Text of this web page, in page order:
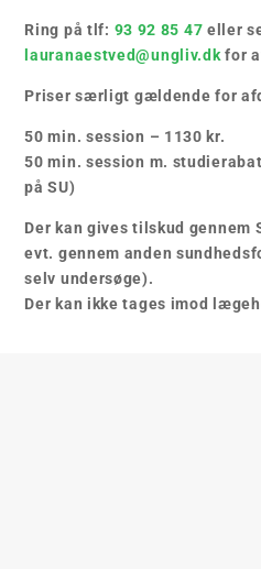
Ring på tlf: 93 92 85 47 eller
lauranaestved@ungliv.dk for
Priser særligt gældende for
50 min. session – 1130 kr.
50 min. session m.
på SU)
Der kan gives tilskud gennem
evt. gennem anden
selv undersøge).
Der kan ikke tages imod